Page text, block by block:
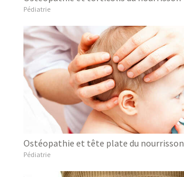
Pédiatrie
Ostéopathie et tête plate du nourrisson
Pédiatrie